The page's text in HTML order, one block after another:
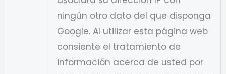
ningún otro dato del que disponga
Google. Al utilizar esta página web
consiente el tratamiento de
información acerca de usted por